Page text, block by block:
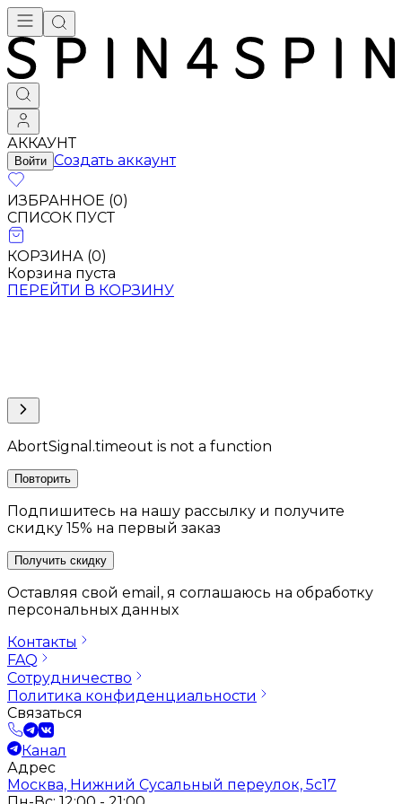
АККАУНТ
Войти Создать аккаунт
ИЗБРАННОЕ (0)
СПИСОК ПУСТ
КОРЗИНА (0)
Корзина пуста
ПЕРЕЙТИ В КОРЗИНУ
AbortSignal.timeout is not a function
Повторить
Подпишитесь на нашу рассылку и получите
скидку 15% на первый заказ
Получить скидку
Оставляя свой email, я соглашаюсь на обработку
персональных данных
Контакты
FAQ
Сотрудничество
Политика конфиденциальности
Связаться
Канал
Адрес
Москва, Нижний Сусальный переулок, 5с17